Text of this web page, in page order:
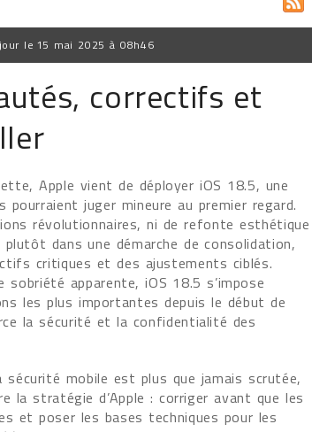
le 15 mai 2025 à 08h46
correctifs et
Apple vient de déployer iOS 18.5, une
pourraient juger mineure au premier regard.
révolutionnaires, ni de refonte esthétique
dans une démarche de consolidation,
critiques et des ajustements ciblés.
apparente, iOS 18.5 s’impose
les plus importantes depuis le début de
la sécurité et la confidentialité des
mobile est plus que jamais scrutée,
la stratégie d’Apple : corriger avant que les
et poser les bases techniques pour les